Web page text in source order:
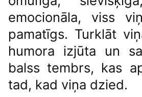
emocionāla, viss
pamatīgs. Turklāt
humora izjūta un
balss tembrs, kas
tad, kad viņa dzied.